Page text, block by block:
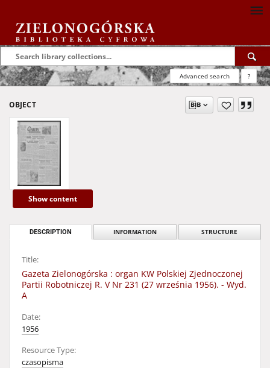
Advanced search ?
OBJECT
Show content
DESCRIPTION INFORMATION STRUCTURE
Title:
Gazeta Zielonogórska : organ KW Polskiej Zjednoczonej
Partii Robotniczej R. V Nr 231 (27 września 1956). - Wyd.
A
Date:
1956
Resource Type:
czasopisma